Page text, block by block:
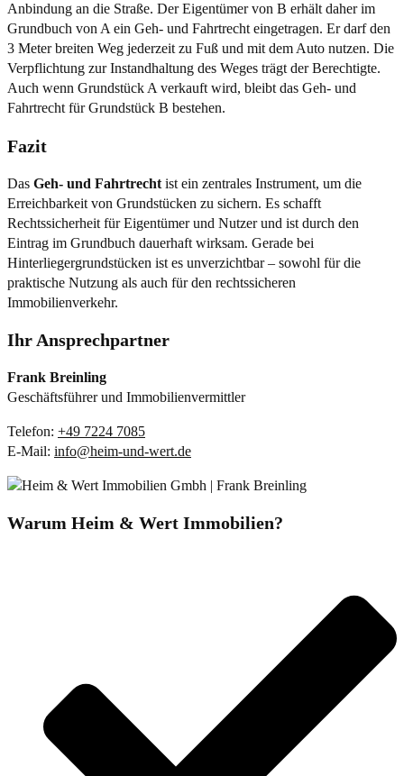
Anbindung an die Straße. Der Eigentümer von B erhält daher im
Grundbuch von A ein Geh- und Fahrtrecht eingetragen. Er darf den
3 Meter breiten Weg jederzeit zu Fuß und mit dem Auto nutzen. Die
Verpflichtung zur Instandhaltung des Weges trägt der Berechtigte.
Auch wenn Grundstück A verkauft wird, bleibt das Geh- und
Fahrtrecht für Grundstück B bestehen.
Fazit
Das Geh- und Fahrtrecht ist ein zentrales Instrument, um die
Erreichbarkeit von Grundstücken zu sichern. Es schafft
Rechtssicherheit für Eigentümer und Nutzer und ist durch den
Eintrag im Grundbuch dauerhaft wirksam. Gerade bei
Hinterliegergrundstücken ist es unverzichtbar – sowohl für die
praktische Nutzung als auch für den rechtssicheren
Immobilienverkehr.
Ihr Ansprechpartner
Frank Breinling
Geschäftsführer und Immobilienvermittler
Telefon: +49 7224 7085
E-Mail: info@heim-und-wert.de
Warum Heim & Wert Immobilien?